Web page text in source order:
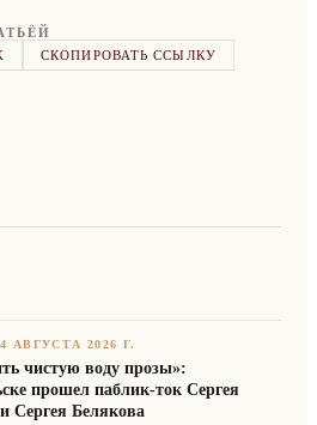
СКОПИРОВАТЬ ССЫЛКУ
4 АВГУСТА 2026 Г.
чистую воду прозы»:
прошел паблик-ток Сергея
Сергея Белякова